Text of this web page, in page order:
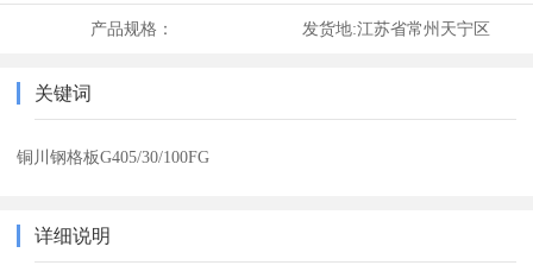
产品规格： 发货地:江苏省常州天宁区
关键词
铜川钢格板G405/30/100FG
详细说明